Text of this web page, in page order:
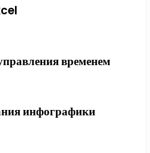
временем
инфографики